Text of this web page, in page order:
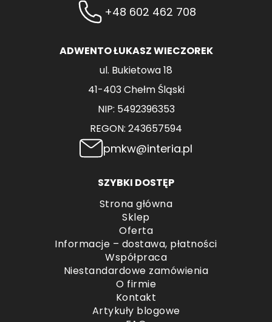
+48 602 462 708
ADWENTO ŁUKASZ WIECZOREK
ul. Bukietowa 18
41-403 Chełm Śląski
NIP: 5492396353
REGON: 243657594
pmkw@interia.pl
SZYBKI DOSTĘP
Strona główna
Sklep
Oferta
Informacje – dostawa, płatności
Współpraca
Niestandardowe zamówienia
O firmie
Kontakt
Artykuły blogowe